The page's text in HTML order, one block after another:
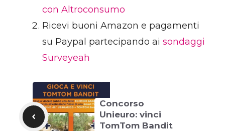
con Altroconsumo
Ricevi buoni Amazon e pagamenti
su Paypal partecipando ai sondaggi
Surveyeah
Concorso
Unieuro: vinci
TomTom Bandit